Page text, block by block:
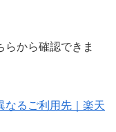
から確認できま
なるご利用先｜楽天